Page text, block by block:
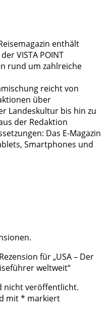
enthält
VISTA POINT
rund um zahlreiche
reicht von
über
Landeskultur bis hin zu
der Redaktion
Das E-Magazin
Smartphones und
für „USA – Der
weltweit“
nicht veröffentlicht.
mit* markiert